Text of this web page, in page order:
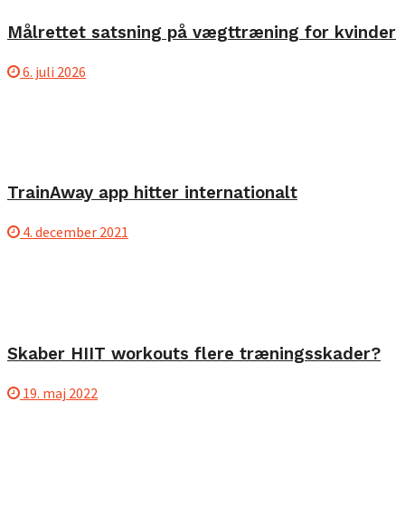
Målrettet satsning på vægttræning for kvinder
6. juli 2026
TrainAway app hitter internationalt
4. december 2021
Skaber HIIT workouts flere træningsskader?
19. maj 2022